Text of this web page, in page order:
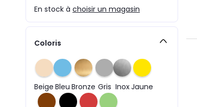
En stock à choisir un magasin
Coloris
Beige Bleu Bronze Gris InoxJaune